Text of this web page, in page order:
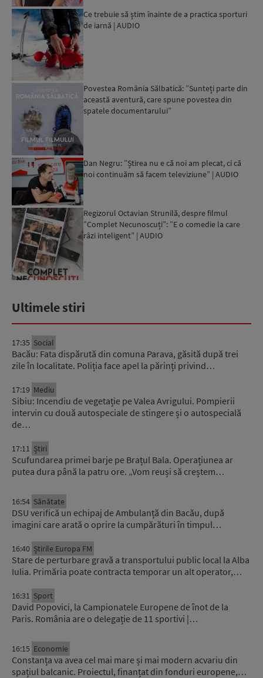
Ce trebuie să știm înainte de a practica sporturi
de iarnă | AUDIO
Povestea România Sălbatică: ”Sunteți parte din
această aventură, care spune povestea din
spatele documentarului”
Dan Negru: ”Știrea nu e că noi am plecat, ci că
noi continuăm să facem televiziune” | AUDIO
Regizorul Octavian Strunilă, despre filmul
”Complet Necunoscuți”: ”E o comedie la care
râzi inteligent” | AUDIO
Ultimele stiri
17:35 Social
Bacău: Fata dispărută din comuna Parava, găsită după trei
zile în localitate. Poliția face apel la părinți privind…
17:19 Mediu
Sibiu: Incendiu de vegetație pe Valea Avrigului. Pompierii
intervin cu două autospeciale de stingere și o autospecială
de…
17:11 Știri
Scufundarea primei barje pe Brațul Bala. Operațiunea ar
putea dura până la patru ore. „Vom reuși să creștem…
16:54 Sănătate
DSU verifică un echipaj de Ambulanță din Bacău, după
imagini care arată o oprire la cumpărături în timpul…
16:40 Știrile Europa FM
Stare de perturbare gravă a transportului public local la Alba
Iulia. Primăria poate contracta temporar un alt operator,…
16:31 Sport
David Popovici, la Campionatele Europene de înot de la
Paris. România are o delegație de 11 sportivi |…
16:15 Economie
Constanța va avea cel mai mare și mai modern acvariu din
spațiul balcanic. Proiectul, finanțat din fonduri europene,…